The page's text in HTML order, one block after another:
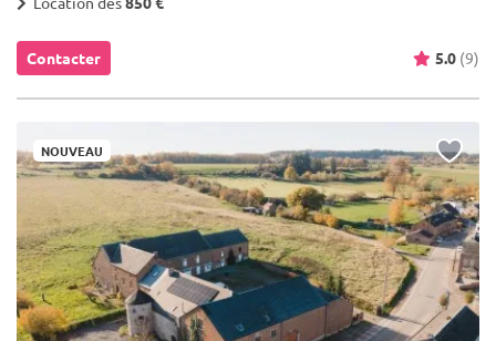
Contacter 5.0 (9)
NOUVEAU